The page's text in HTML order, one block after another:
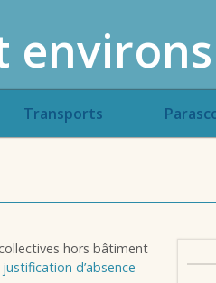
environs
Transports
hors bâtiment
d’absence